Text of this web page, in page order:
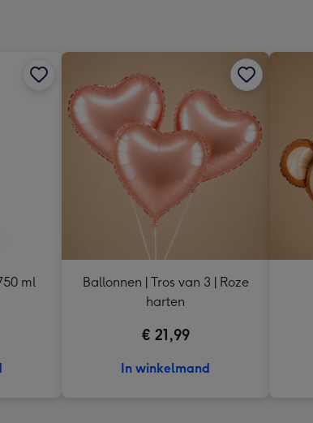
mm
ml
Ballonnen | Tros van 3 | Roze
harten
€ 21,99
In winkelmand